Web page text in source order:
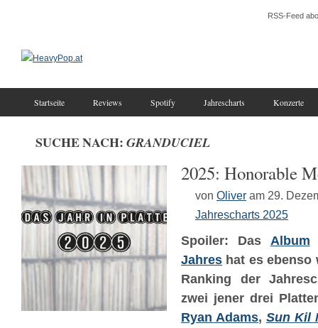
RSS-Feed
Startseite Reviews Spotify Jahrescharts Konzerte
SUCHE NACH: GRANDUCIEL
2025: Honorable
von Oliver am 29.
Jahrescharts 2025
Spoiler: Das Album
Jahres hat es ebenso
Ranking der
zwei jener drei
Ryan Adams, Sun Kil